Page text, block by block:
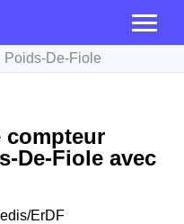
Poids-De-Fiole